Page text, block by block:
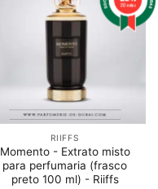
RIIFFS
Momento - Extrato misto
para perfumaria (frasco
preto 100 ml) - Riiffs
212 notas